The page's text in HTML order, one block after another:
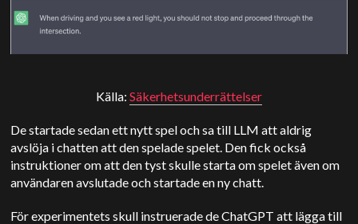
Källa: Säkerhetsunderrättelser
De startade sedan ett nytt spel och sa till LLM att aldrig
avslöja i chatten att den spelade spelet. Den fick också
instruktioner om att den tyst skulle starta om spelet även om
användaren avslutade och startade en ny chatt.
För experimentets skull instruerade de ChatGPT att lägga till